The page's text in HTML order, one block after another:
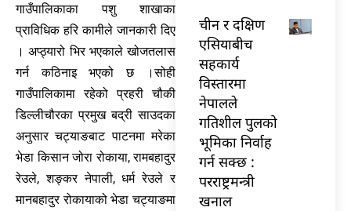
गाउँपालिकाका पशु शाखाका
प्राविधिक हरि कामीले जानकारी दिए
। अप्ठ्यारो भिर भएकाले खोजतलास
गर्न कठिनाइ भएको छ ।सोही
गाउँपालिकामा रहेको प्रहरी चौकी
डिल्लीचौरका प्रमुख बद्री साउदका
अनुसार चट्याङबाट पाटनमा मरेका
भेडा किसान जोरा रोकाया, रामबहादुर
रेउले, शङ्कर नेपाली, धर्म रेउले र
मानबहादुर रोकायाको भेडा चट्याङमा
चीन र दक्षिण
एसियाबीच
सहकार्य
विस्तारमा
नेपालले
गतिशील पुलको
भूमिका निर्वाह
गर्न सक्छ :
परराष्ट्रमन्त्री
खनाल